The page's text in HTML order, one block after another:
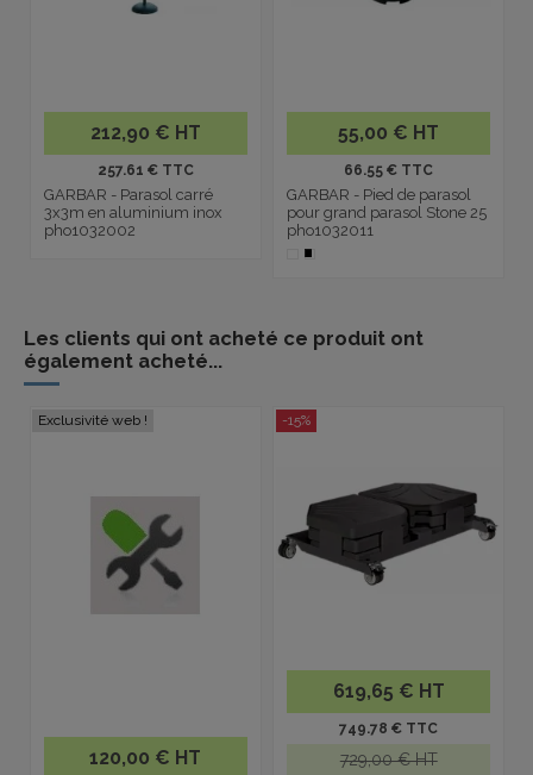
212,90 € HT
257.61 € TTC
GARBAR - Parasol carré
3x3m en aluminium inox
pho1032002
55,00 € HT
66.55 € TTC
GARBAR - Pied de parasol
pour grand parasol Stone 25
pho1032011
Les clients qui ont acheté ce produit ont
également acheté...
Exclusivité web !
120,00 € HT
-15%
619,65 € HT
749.78 € TTC
729,00 € HT